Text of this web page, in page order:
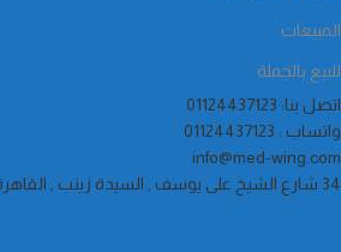
المبيعات
للبيع بالجملة
اتصل بنا: 01124437123
واتساب : 01124437123
info@med-wing.com
34 شارع الشيخ على يوسف , السيدة زينب , القاهرة